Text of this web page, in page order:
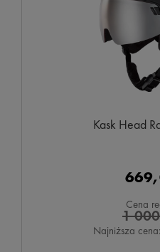
Kask Head
Cena
1
Najniższa cena: